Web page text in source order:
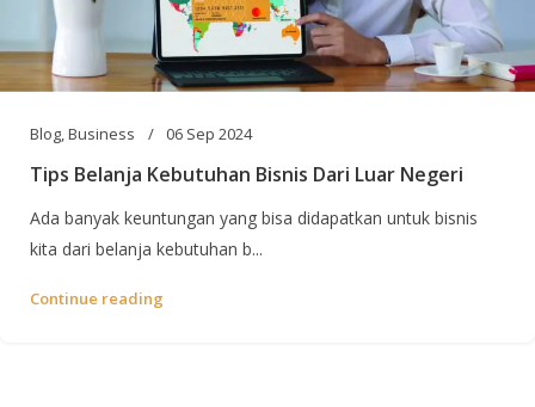
Blog,Business 06 Sep 2024
Tips Belanja Kebutuhan Bisnis Dari Luar Negeri
Ada banyak keuntungan yang bisa didapatkan untuk bisnis
kita dari belanja kebutuhan b...
Continue reading